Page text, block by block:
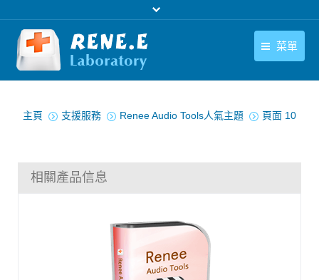
菜單
繁體中文
主頁 支援服務 Renee Audio Tools人氣主題 頁面 10
相關產品信息